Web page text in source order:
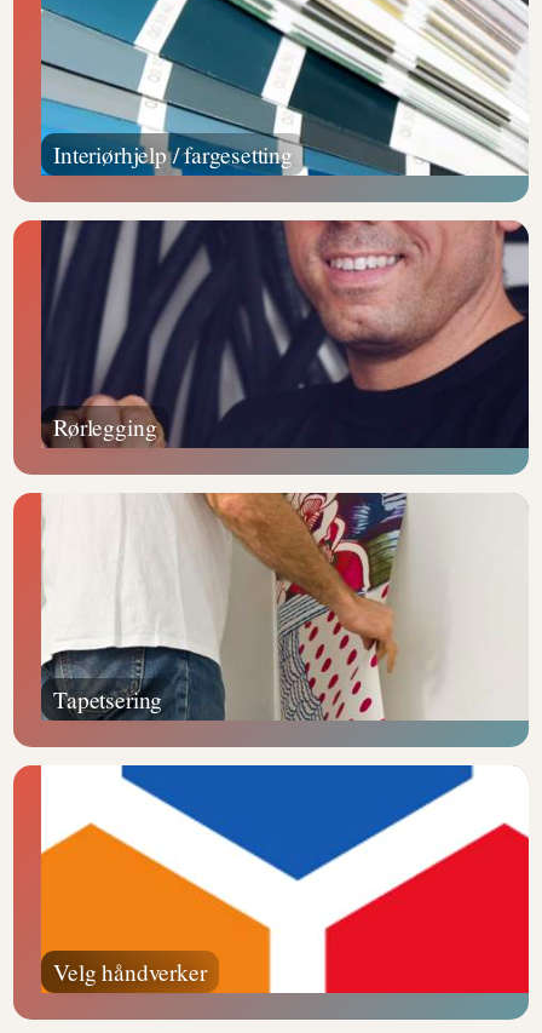
Interiørhjelp / fargesetting
Rørlegging
Tapetsering
Velg håndverker